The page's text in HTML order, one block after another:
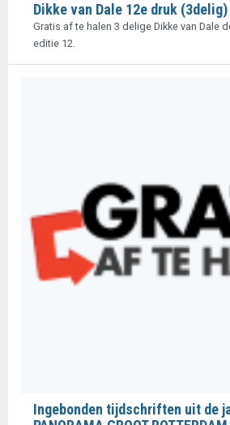
Dikke van Dale 12e druk (3delig)
Gratis af te halen 3 delige Dikke van Dale
editie 12.
Ingebonden tijdschriften uit de